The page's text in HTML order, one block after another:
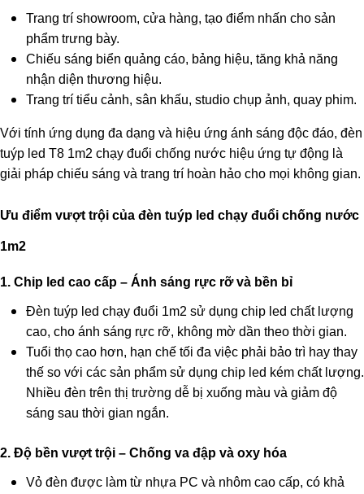
Trang trí showroom, cửa hàng, tạo điểm nhấn cho sản
phẩm trưng bày.
Chiếu sáng biển quảng cáo, bảng hiệu, tăng khả năng
nhận diện thương hiệu.
Trang trí tiểu cảnh, sân khấu, studio chụp ảnh, quay phim.
Với tính ứng dụng đa dạng và hiệu ứng ánh sáng độc đáo, đèn
tuýp led T8 1m2 chạy đuổi chống nước hiệu ứng tự động là
giải pháp chiếu sáng và trang trí hoàn hảo cho mọi không gian.
Ưu điểm vượt trội của đèn tuýp led chạy đuổi chống nước
1m2
1. Chip led cao cấp – Ánh sáng rực rỡ và bền bỉ
Đèn tuýp led chạy đuổi 1m2 sử dụng chip led chất lượng
cao, cho ánh sáng rực rỡ, không mờ dần theo thời gian.
Tuổi thọ cao hơn, hạn chế tối đa việc phải bảo trì hay thay
thế so với các sản phẩm sử dụng chip led kém chất lượng.
Nhiều đèn trên thị trường dễ bị xuống màu và giảm độ
sáng sau thời gian ngắn.
2. Độ bền vượt trội – Chống va đập và oxy hóa
Vỏ đèn được làm từ nhựa PC và nhôm cao cấp, có khả